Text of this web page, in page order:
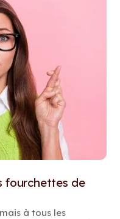
fourchettes de
à tous les